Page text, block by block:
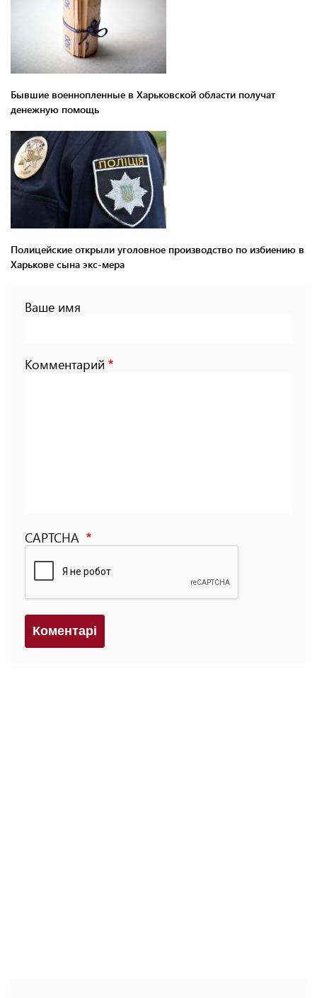
Бывшие военнопленные в Харьковской области получат
денежную помощь
Полицейские открыли уголовное производство по избиению в
Харькове сына экс-мера
Ваше имя
Комментарий
CAPTCHA
Коментарi